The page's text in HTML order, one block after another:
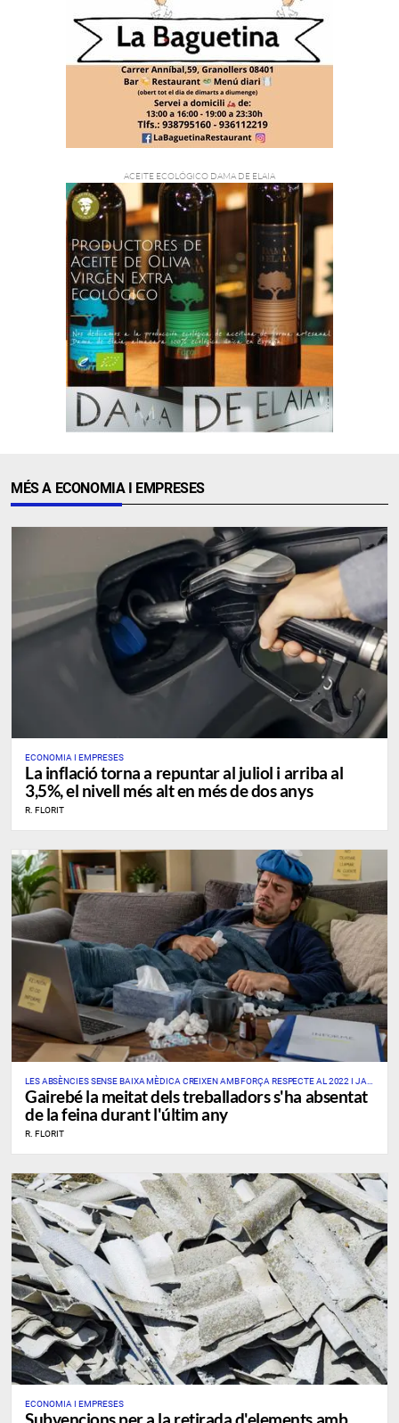
MÉS A ECONOMIA I EMPRESES
ECONOMIA I EMPRESES
La inflació torna a repuntar al juliol i arriba al
3,5%, el nivell més alt en més de dos anys
R. FLORIT
LES ABSÈNCIES SENSE BAIXA MÈDICA CREIXEN AMB FORÇA RESPECTE AL 2022 I JA
AFECTEN UN DE CADA TRES PROFESSIONALS
Gairebé la meitat dels treballadors s'ha absentat
de la feina durant l'últim any
R. FLORIT
ECONOMIA I EMPRESES